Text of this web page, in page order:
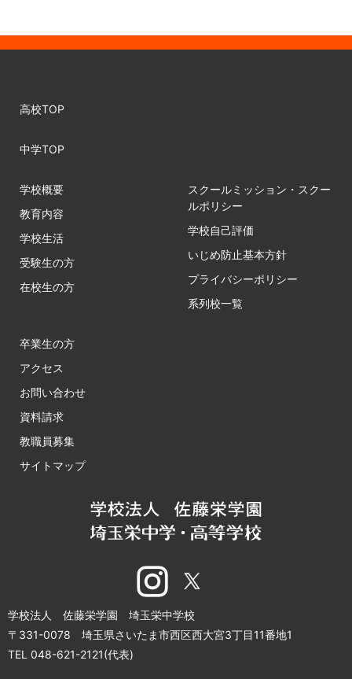
学校法人 佐藤栄学園 埼玉栄中学校
〒331-0078 埼玉県さいたま市西区西大宮3丁目11番地1
TEL 048-621-2121(代表)
高校TOP
中学TOP
学校概要
教育内容
学校生活
受験生の方
在校生の方
スクールミッション・スクー
ルポリシー
学校自己評価
いじめ防止基本方針
プライバシーポリシー
系列校一覧
卒業生の方
アクセス
お問い合わせ
資料請求
教職員募集
サイトマップ